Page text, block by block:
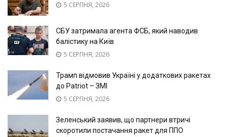
5 СЕРПНЯ, 2026
СБУ затримала агента ФСБ, який наводив
балістику на Київ
5 СЕРПНЯ, 2026
Трамп відмовив Україні у додаткових ракетах
до Patriot – ЗМІ
5 СЕРПНЯ, 2026
Зеленський заявив, що партнери втричі
скоротили постачання ракет для ППО